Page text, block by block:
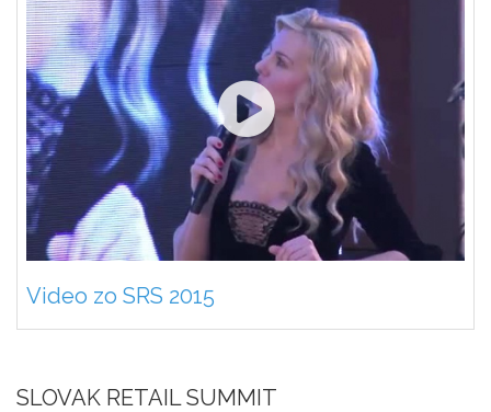
Video zo SRS 2015
SLOVAK RETAIL SUMMIT